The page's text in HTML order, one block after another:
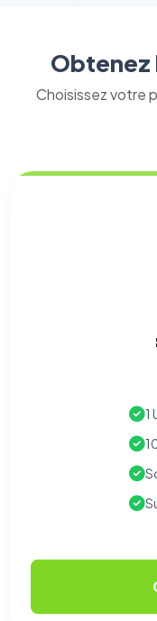
Obtenez
Choisissez votre
1